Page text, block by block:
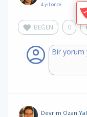
4 yıl önce
BEĞEN 0
Devrim Ozan